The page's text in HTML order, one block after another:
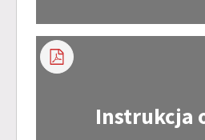
Instrukcja